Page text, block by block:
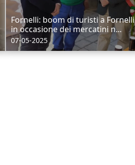
Fornelli: boom di turisti a Fornelli
in occasione dei mercatini n...
07-05-2025